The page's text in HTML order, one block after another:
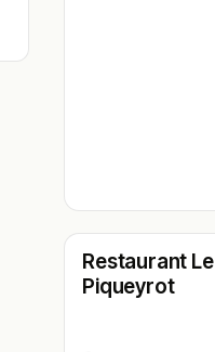
N° 6
Fermé(12:00 – 14:30)
Restaurant Le
Piqueyrot